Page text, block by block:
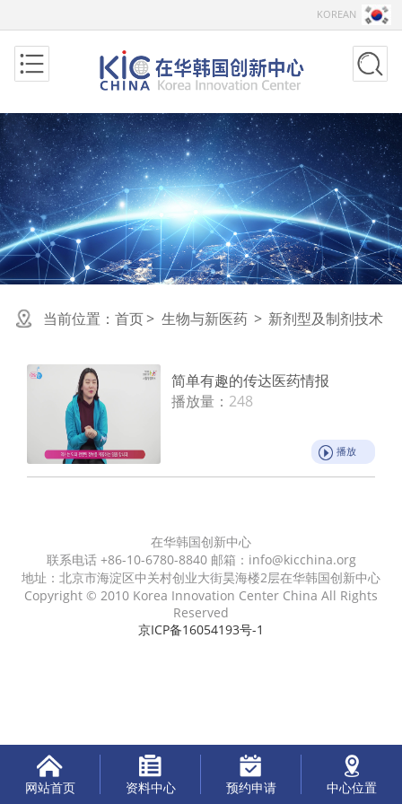
KOREAN
当前位置： 首页> 生物与新医药 > 新剂型及制剂技术
简单有趣的传达医药情报
播放量： 248
播放
在华韩国创新中心
联系电话 +86-10-6780-8840 邮箱：info@kicchina.org
地址：北京市海淀区中关村创业大街昊海楼2层在华韩国创新中心
Copyright © 2010 Korea Innovation Center China All Rights
Reserved
京ICP备16054193号-1
网站首页 资料中心 预约申请 中心位置